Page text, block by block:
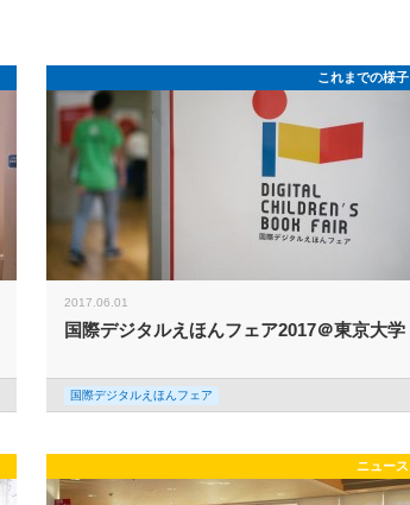
これまでの様子
2017.06.01
国際デジタルえほんフェア2017＠東京大学
国際デジタルえほんフェア
ニュース